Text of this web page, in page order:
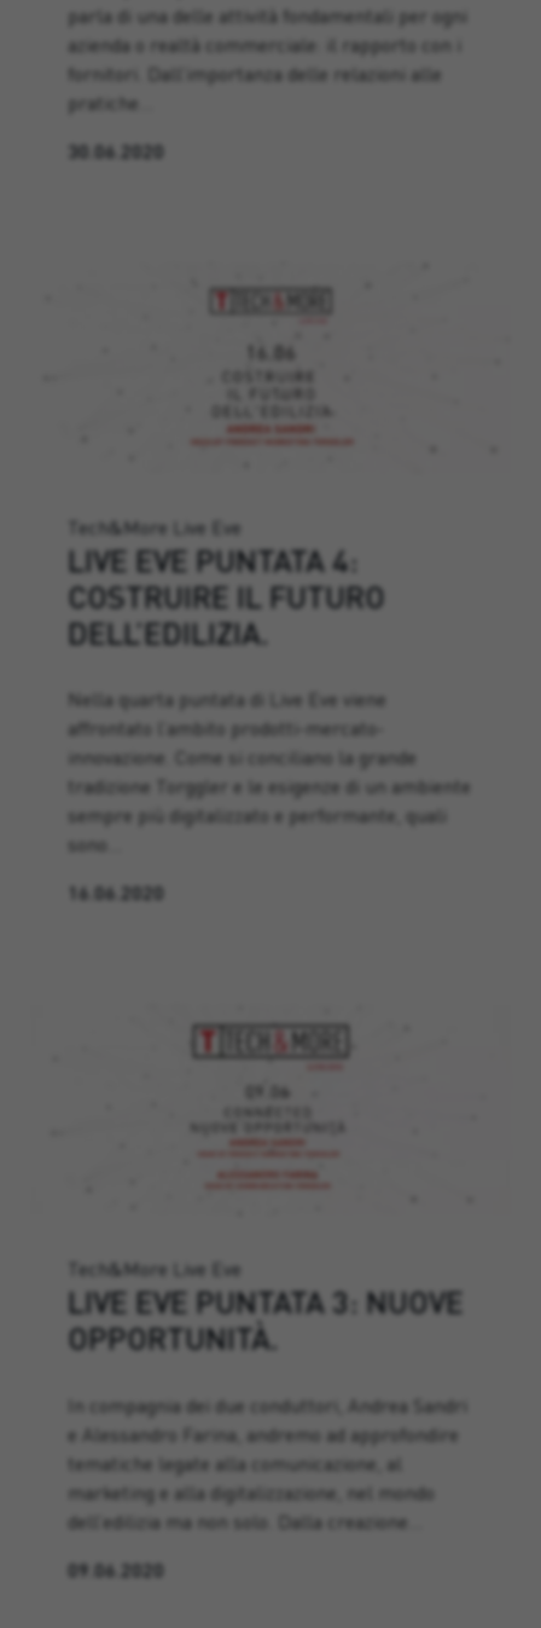
parla di una delle attività fondamentali per ogni
azienda o realtà commerciale: il rapporto con i
fornitori. Dall’importanza delle relazioni alle
pratiche…
30.06.2020
Tech&More Live Eve
LIVE EVE PUNTATA 4:
COSTRUIRE IL FUTURO
DELL’EDILIZIA.
Nella quarta puntata di Live Eve viene
affrontato l’ambito prodotti-mercato-
innovazione. Come si conciliano la grande
tradizione Torggler e le esigenze di un ambiente
sempre più digitalizzato e performante, quali
sono…
16.06.2020
Tech&More Live Eve
LIVE EVE PUNTATA 3: NUOVE
OPPORTUNITÀ.
In compagnia dei due conduttori, Andrea Sandri
e Alessandro Farina, andremo ad approfondire
tematiche legate alla comunicazione, al
marketing e alla digitalizzazione, nel mondo
dell’edilizia ma non solo. Dalla creazione…
09.06.2020